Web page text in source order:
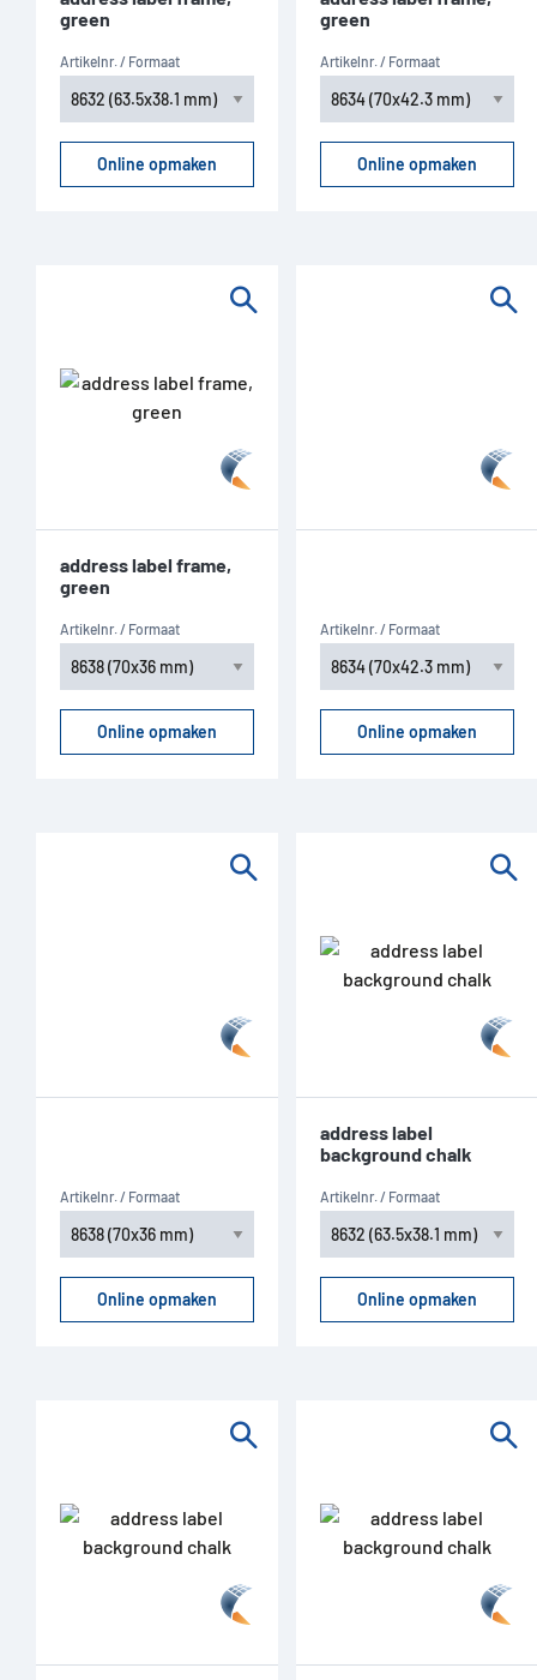
green
Artikelnr. / Formaat
Online opmaken
green
Artikelnr. / Formaat
Online opmaken
address label frame,
green
Artikelnr. / Formaat
Online opmaken
Artikelnr. / Formaat
Online opmaken
Artikelnr. / Formaat
Online opmaken
address label
background chalk
Artikelnr. / Formaat
Online opmaken